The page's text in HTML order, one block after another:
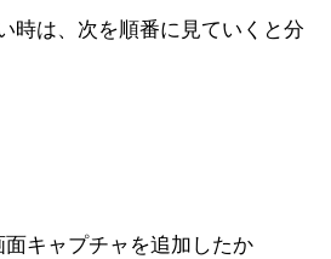
時は、次を順番に見ていくと分
キャプチャを追加したか